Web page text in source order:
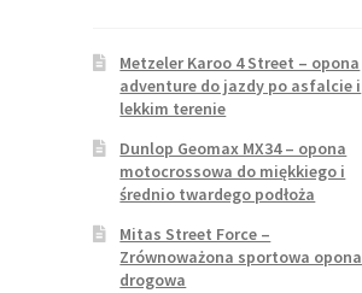
Metzeler Karoo 4 Street – opona
adventure do jazdy po asfalcie i
lekkim terenie
Dunlop Geomax MX34 – opona
motocrossowa do miękkiego i
średnio twardego podłoża
Mitas Street Force –
Zrównoważona sportowa opona
drogowa